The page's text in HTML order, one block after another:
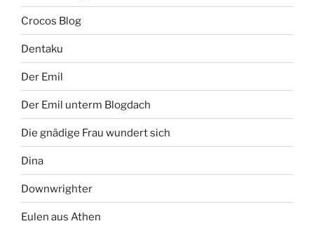
Crocos Blog
Dentaku
Der Emil
Der Emil unterm Blogdach
Die gnädige Frau wundert sich
Dina
Downwrighter
Eulen aus Athen